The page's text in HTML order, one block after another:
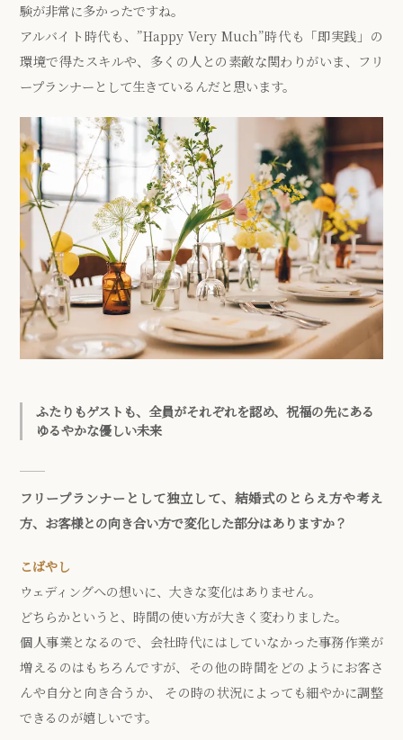
験が非常に多かったですね。
アルバイト時代も、”Happy Very Much”時代も「即実践」の
環境で得たスキルや、多くの人との素敵な関わりがいま、フリ
ープランナーとして生きているんだと思います。
ふたりもゲストも、全員がそれぞれを認め、祝福の先にある
ゆるやかな優しい未来
フリープランナーとして独立して、結婚式のとらえ方や考え
方、お客様との向き合い方で変化した部分はありますか？
こばやし
ウェディングへの想いに、大きな変化はありません。
どちらかというと、時間の使い方が大きく変わりました。
個人事業となるので、会社時代にはしていなかった事務作業が
増えるのはもちろんですが、その他の時間をどのようにお客さ
んや自分と向き合うか、 その時の状況によっても細やかに調整
できるのが嬉しいです。